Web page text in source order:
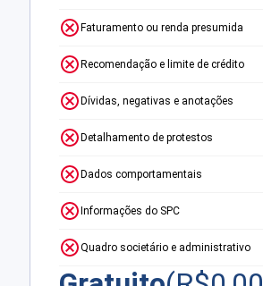
Faturamento ou renda presumida
Recomendação e limite de crédito
Dívidas, negativas e anotações
Detalhamento de protestos
Dados comportamentais
Informações do SPC
Quadro societário e administrativo